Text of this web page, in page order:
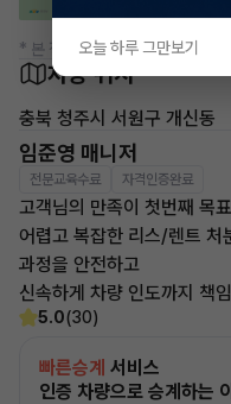
* 본 정보는 지자체마다 다를 수
차량 위치
충북 청주시 서원구 개신동
임준영 매니저
전문교육수료 자격인증완료
고객님의 만족이 첫번째 목
어렵고 복잡한 리스/렌트 처
과정을 안전하고
신속하게 차량 인도까지 책
5.0(30)
빠른승계 서비스
인증 차량으로 승계하는
오늘 하루 그만보기